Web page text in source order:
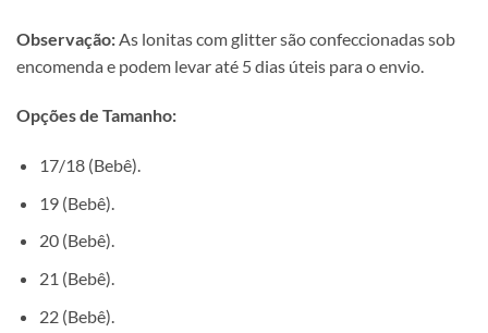
Observação: As lonitas com glitter são confeccionadas sob
encomenda e podem levar até 5 dias úteis para o envio.
Opções de Tamanho:
17/18 (Bebê).
19 (Bebê).
20 (Bebê).
21 (Bebê).
22 (Bebê).